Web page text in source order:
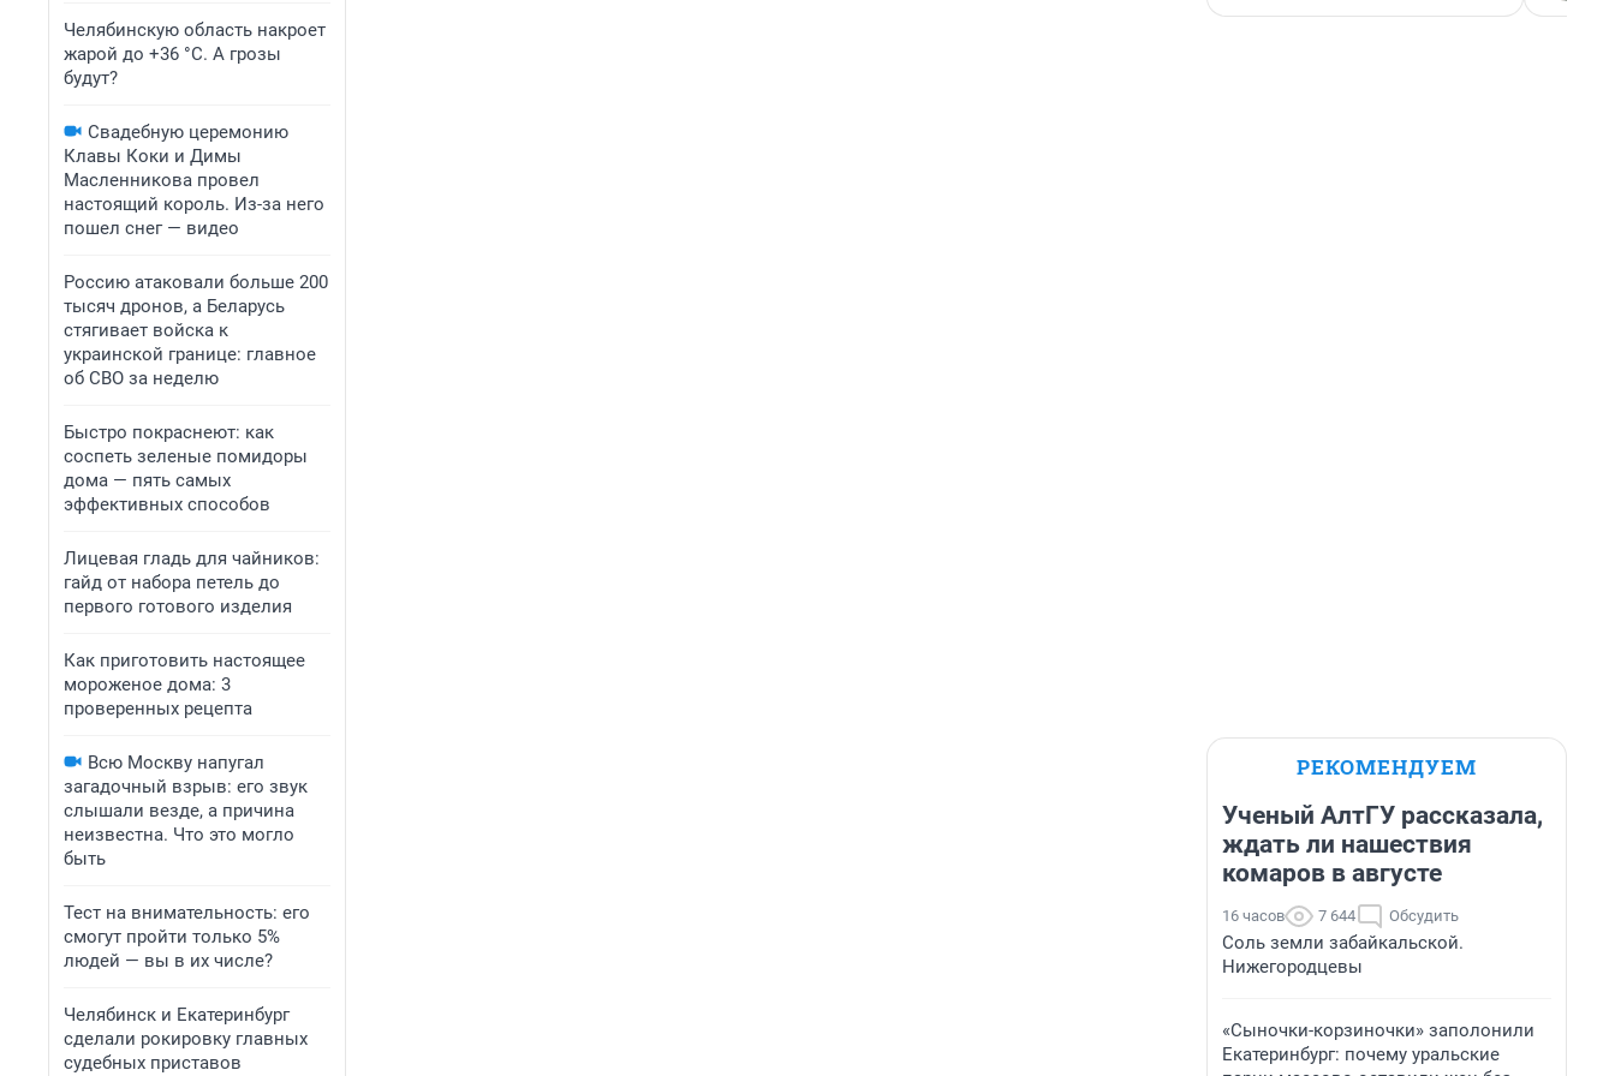
Челябинскую область накроет
жарой до +36 °C. А грозы
будут?
Свадебную церемонию
Клавы Коки и Димы
Масленникова провел
настоящий король. Из-за него
пошел снег — видео
Россию атаковали больше 200
тысяч дронов, а Беларусь
стягивает войска к
украинской границе: главное
об СВО за неделю
Быстро покраснеют: как
соспеть зеленые помидоры
дома — пять самых
эффективных способов
Лицевая гладь для чайников:
гайд от набора петель до
первого готового изделия
Как приготовить настоящее
мороженое дома: 3
проверенных рецепта
Всю Москву напугал
загадочный взрыв: его звук
слышали везде, а причина
неизвестна. Что это могло
быть
Тест на внимательность: его
смогут пройти только 5%
людей — вы в их числе?
Челябинск и Екатеринбург
сделали рокировку главных
судебных приставов
РЕКОМЕНДУЕМ
Ученый АлтГУ рассказала,
ждать ли нашествия
комаров в августе
16 часов 7 644 Обсудить
Соль земли забайкальской.
Нижегородцевы
«Сыночки-корзиночки» заполонили
Екатеринбург: почему уральские